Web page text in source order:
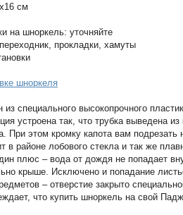
см
на шноркель: уточняйте
прокладки, хамуты
шноркеля
из специального высокопрочного
устроена так, что трубка выведена
При этом кромку капота вам подрезать
в районе лобового стекла и так же
плюс – вода от дождя не попадает
крыше. Исключено и попадание
– отверстие закрыто
что купить шноркель на свой